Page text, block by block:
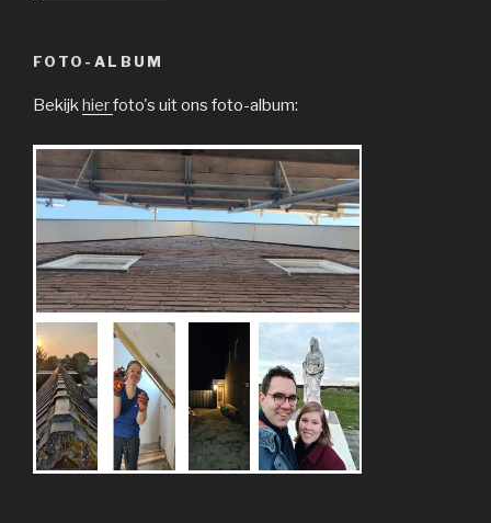
FOTO-ALBUM
Bekijk hierfoto's uit ons foto-album: